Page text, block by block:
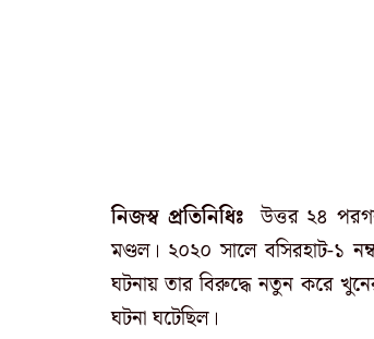
নিজস্ব প্রতিনিধিঃউত্তর ২৪
মণ্ডল। ২০২০ সালে বসিরহাট-১
ঘটনায় তার বিরুদ্ধে নতুন করে
ঘটনা ঘটেছিল।